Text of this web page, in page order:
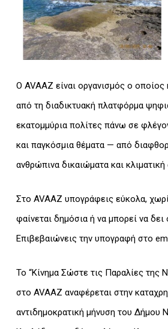
Ο AVAAZ είναι οργανισμός ο οποίος
από τη διαδικτυακή πλατφόρμα
εκατομμύρια πολίτες πάνω σε
και παγκόσμια θέματα — από
ανθρώπινα δικαιώματα και κλιματική
Στο AVAAZ υπογράφεις εύκολα,
φαίνεται δημόσια ή να μπορεί να
Επιβεβαιώνεις την υπογραφή στο
Το “Κίνημα Σώστε τις Παραλίες της
στο AVAAZ αναφέρεται στην
αντιδημοκρατική μήνυση του Δήμου